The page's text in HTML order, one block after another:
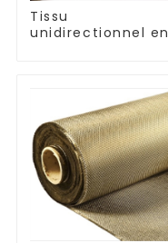
Tissu
unidirectionnel en